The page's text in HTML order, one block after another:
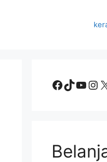
Facebook
TikTok X